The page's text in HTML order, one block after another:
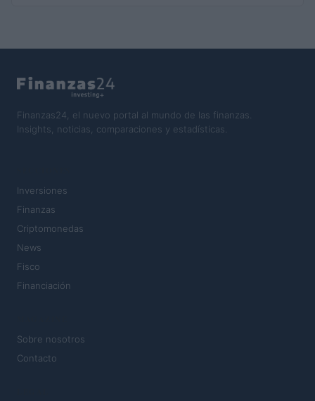
Finanzas24, el nuevo portal al mundo de las finanzas.
Insights, noticias, comparaciones y estadísticas.
Inversiones
Finanzas
Criptomonedas
News
Fisco
Financiación
Sobre nosotros
Contacto